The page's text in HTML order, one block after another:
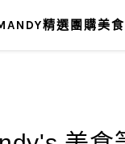
精選團購美食